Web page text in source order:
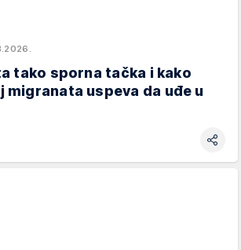
tako sporna tačka i kako
migranata uspeva da uđe u